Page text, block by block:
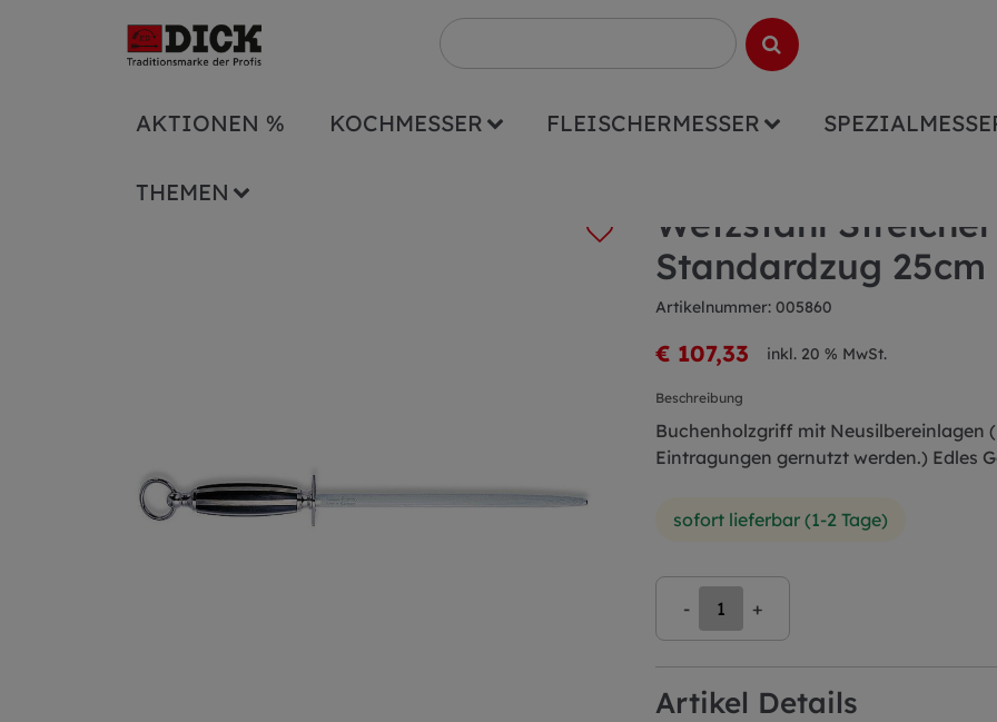
AKTIONEN % KOCHMESSER FLEISCHERMESSER
THEMEN
Wetzstahl
Standardzug 25cm
Artikelnummer: 005860
€ 107,33 inkl. 20 % MwSt.
Beschreibung
Buchenholzgriff mit Neusilbereinlagen
Eintragungen gernutzt werden.) Edles
sofort lieferbar (1-2 Tage)
- +
Artikel Details